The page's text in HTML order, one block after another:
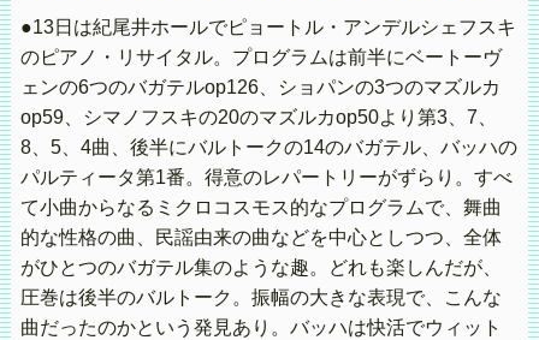
●13日は紀尾井ホールでピョートル・アンデルシェフスキ
のピアノ・リサイタル。プログラムは前半にベートーヴ
ェンの6つのバガテルop126、ショパンの3つのマズルカ
op59、シマノフスキの20のマズルカop50より第3、7、
8、5、4曲、後半にバルトークの14のバガテル、バッハの
パルティータ第1番。得意のレパートリーがずらり。すべ
て小曲からなるミクロコスモス的なプログラムで、舞曲
的な性格の曲、民謡由来の曲などを中心としつつ、全体
がひとつのバガテル集のような趣。どれも楽しんだが、
圧巻は後半のバルトーク。振幅の大きな表現で、こんな
曲だったのかという発見あり。バッハは快活でウィット